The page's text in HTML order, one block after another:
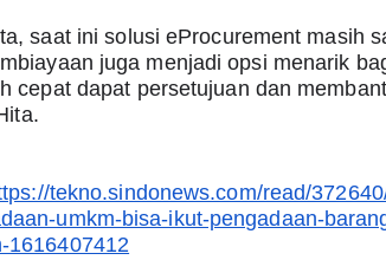
saat ini solusi eProcurement masih
juga menjadi opsi menarik
cepat dapat persetujuan dan
tekno.sindonews.com/read/
umkm-bisa-ikut-pengadaan-
1616407412